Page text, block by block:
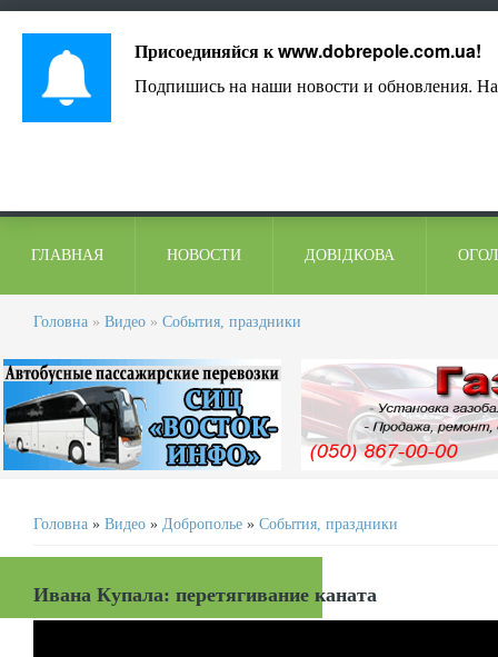
ГЛАВНАЯ НОВОСТИ ДОВІДКОВА
Головна » Видео » События, праздники
Головна » Видео » Доброполье » События, праздники
Ивана Купала: перетягивание каната
Присоединяйся кwww.dobrepole.com.ua!
Подпишись на наши новости и обновления.